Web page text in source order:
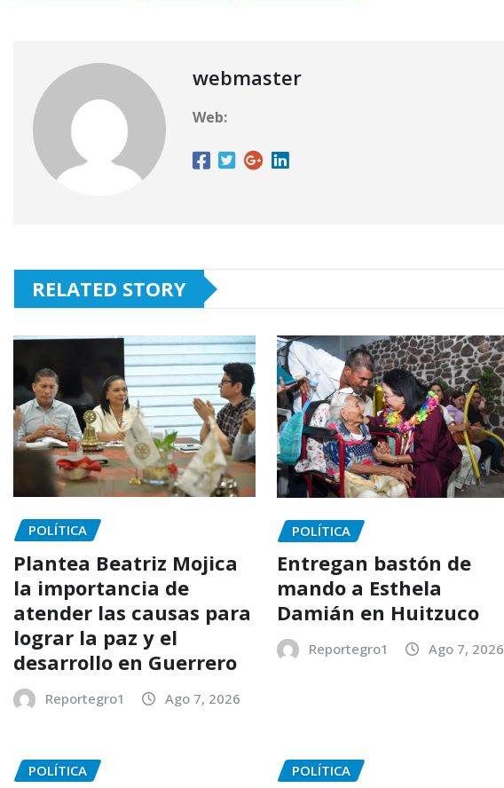
webmaster
Web:
RELATED STORY
POLÍTICA
Plantea Beatriz Mojica
la importancia de
atender las causas para
lograr la paz y el
desarrollo en Guerrero
Reportegro1 Ago 7, 2026
POLÍTICA
Entregan bastón de
mando a Esthela
Damián en Huitzuco
Reportegro1 Ago 7, 2026
POLÍTICA POLÍTICA